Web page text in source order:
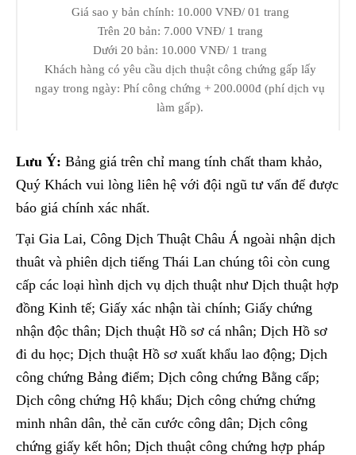
Giá sao y bản chính: 10.000 VNĐ/ 01 trang
Trên 20 bản: 7.000 VNĐ/ 1 trang
Dưới 20 bản: 10.000 VNĐ/ 1 trang
Khách hàng có yêu cầu dịch thuật công chứng gấp lấy
ngay trong ngày: Phí công chứng + 200.000đ (phí dịch vụ
làm gấp).
Lưu Ý: Bảng giá trên chỉ mang tính chất tham khảo,
Quý Khách vui lòng liên hệ với đội ngũ tư vấn để được
báo giá chính xác nhất.
Tại Gia Lai, Công Dịch Thuật Châu Á ngoài nhận dịch
thuât và phiên dịch tiếng Thái Lan chúng tôi còn cung
cấp các loại hình dịch vụ dịch thuật như Dịch thuật hợp
đồng Kinh tế; Giấy xác nhận tài chính; Giấy chứng
nhận độc thân; Dịch thuật Hồ sơ cá nhân; Dịch Hồ sơ
đi du học; Dịch thuật Hồ sơ xuất khẩu lao động; Dịch
công chứng Bảng điểm; Dịch công chứng Bằng cấp;
Dịch công chứng Hộ khẩu; Dịch công chứng chứng
minh nhân dân, thẻ căn cước công dân; Dịch công
chứng giấy kết hôn; Dịch thuật công chứng hợp pháp